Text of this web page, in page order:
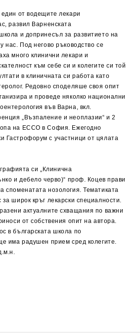
от водещите лекари
развил Варненската
и допринесъл за развитието на
нас. Под негово ръководство се
много клинични лекари и
към себе си и колегите си той
в клиничната си работа като
Редовно споделяше своя опит
и проведе няколко национални
във Варна, вкл.
„Възпаление и неоплазии“ и 2
на ЕССО в София. Ежегодно
Гастрофорум с участници от цялата
си „Клинична
и дебело черво)“ проф. Коцев прави
споменатата нозология. Тематиката
широк кръг лекарски специалности.
актуалните схващания по важни
от собствения опит на автора.
в българската школа по
има радушен прием сред колегите.